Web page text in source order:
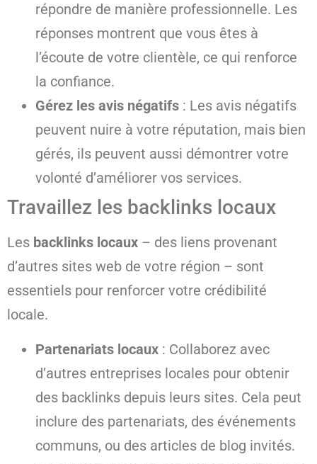
répondre de manière professionnelle. Les
réponses montrent que vous êtes à
l’écoute de votre clientèle, ce qui renforce
la confiance.
Gérez les avis négatifs : Les avis négatifs
peuvent nuire à votre réputation, mais bien
gérés, ils peuvent aussi démontrer votre
volonté d’améliorer vos services.
Travaillez les backlinks locaux
Les backlinks locaux – des liens provenant
d’autres sites web de votre région – sont
essentiels pour renforcer votre crédibilité
locale.
Partenariats locaux : Collaborez avec
d’autres entreprises locales pour obtenir
des backlinks depuis leurs sites. Cela peut
inclure des partenariats, des événements
communs, ou des articles de blog invités.